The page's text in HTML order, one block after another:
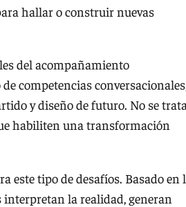
hallar o construir nuevas
del acompañamiento
competencias
y diseño de futuro. No se
habiliten una transformación
este tipo de desafíos. Basado en
interpretan la realidad, generan